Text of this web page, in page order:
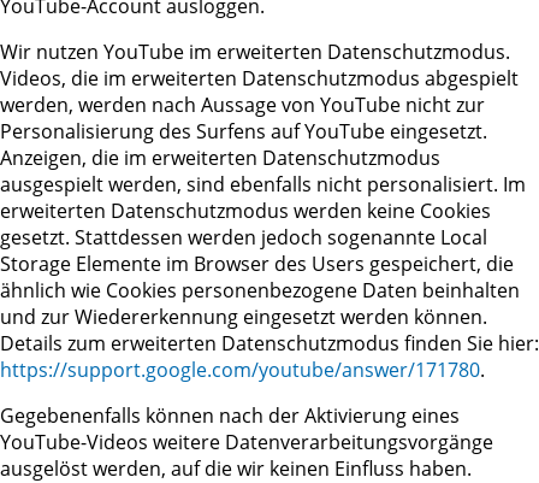
YouTube-Account ausloggen.
Wir nutzen YouTube im erweiterten Datenschutzmodus.
Videos, die im erweiterten Datenschutzmodus abgespielt
werden, werden nach Aussage von YouTube nicht zur
Personalisierung des Surfens auf YouTube eingesetzt.
Anzeigen, die im erweiterten Datenschutzmodus
ausgespielt werden, sind ebenfalls nicht personalisiert. Im
erweiterten Datenschutzmodus werden keine Cookies
gesetzt. Stattdessen werden jedoch sogenannte Local
Storage Elemente im Browser des Users gespeichert, die
ähnlich wie Cookies personenbezogene Daten beinhalten
und zur Wiedererkennung eingesetzt werden können.
Details zum erweiterten Datenschutzmodus finden Sie hier:
https://support.google.com/youtube/answer/171780.
Gegebenenfalls können nach der Aktivierung eines
YouTube-Videos weitere Datenverarbeitungsvorgänge
ausgelöst werden, auf die wir keinen Einfluss haben.